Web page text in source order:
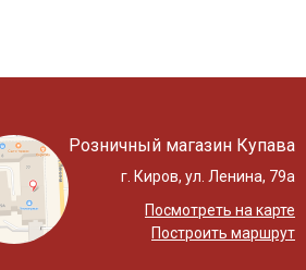
Розничный магазин Купава
г. Киров, ул. Ленина, 79а
Посмотреть на карте
Построить маршрут